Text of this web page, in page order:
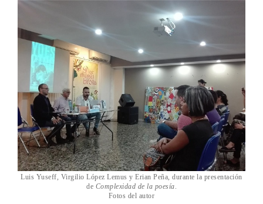
Luis Yuseff, Virgilio López Lemus y Erian Peña, durante la presentación
de Complexidad de la poesía.
Fotos del autor